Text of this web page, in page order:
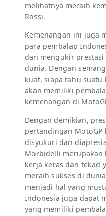
melihatnya meraih
Rossi.
Kemenangan ini juga
para pembalap
dan mengukir
dunia. Dengan
kuat, siapa tahu
akan memiliki
kemenangan di
Dengan demikian,
pertandingan
disyukuri dan
Morbidelli merupakan
kerja keras dan tekad
meraih sukses di
menjadi hal yang
Indonesia juga dapat
yang memiliki